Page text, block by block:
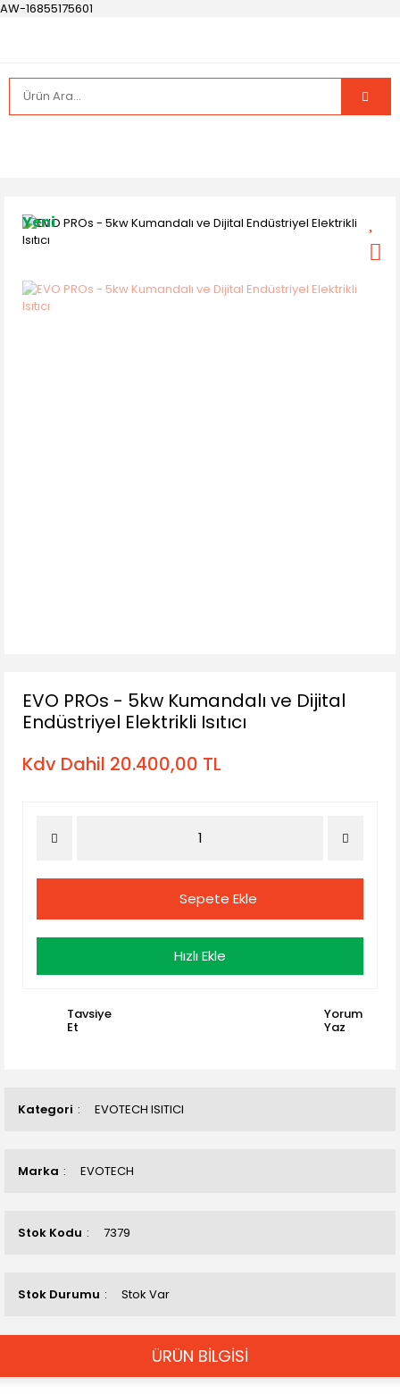
AW-16855175601
Kategori EVOTECH ISITICI
Marka EVOTECH
Stok Kodu 7379
Stok Durumu Stok Var
Yeni
EVO PROs - 5kw Kumandalı ve Dijital
Endüstriyel Elektrikli Isıtıcı
Kdv Dahil 20.400,00 TL
Sepete Ekle
Hızlı Ekle
Tavsiye
Et
Yorum
Yaz
ÜRÜN BİLGİSİ